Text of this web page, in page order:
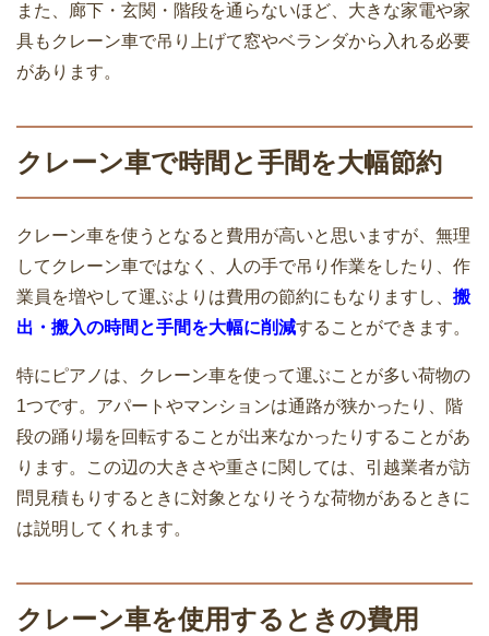
家族で引っ越すときの引越料金相場！い
くらかかった？安くする方法は？
引越し後の生活をスムーズにする地域ル
ール！聞きたいことリスト
デメリット・活用ポイントのコツを知ろ
う
単身での引越料金の相場と安くするため
のポイント
一人暮らしの引越しの荷物量はどのくら
い？部屋の広さとダンボール数
源・水抜き・中身の整理を何時間前にす
るか？
また、廊下・玄関・階段を通らないほど、大きな家電や家
具もクレーン車で吊り上げて窓やベランダから入れる必要
があります。
クレーン車で時間と手間を大幅節約
クレーン車を使うとなると費用が高いと思いますが、無理
してクレーン車ではなく、人の手で吊り作業をしたり、作
業員を増やして運ぶよりは費用の節約にもなりますし、 搬
出・搬入の時間と手間を大幅に削減することができます。
特にピアノは、クレーン車を使って運ぶことが多い荷物の
1つです。アパートやマンションは通路が狭かったり、階
段の踊り場を回転することが出来なかったりすることがあ
ります。この辺の大きさや重さに関しては、引越業者が訪
問見積もりするときに対象となりそうな荷物があるときに
は説明してくれます。
クレーン車を使用するときの費用